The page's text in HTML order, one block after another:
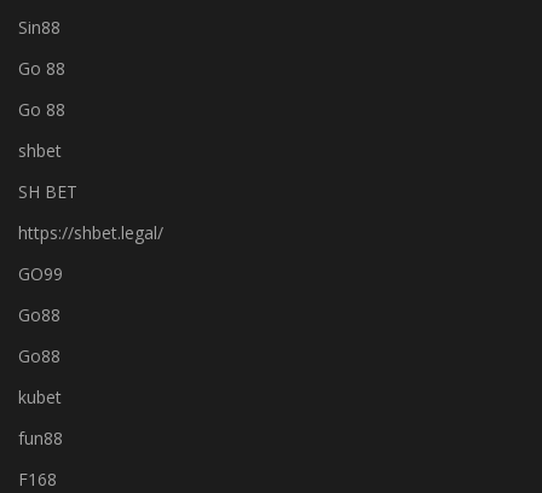
Sin88
Go 88
Go 88
shbet
SH BET
https://shbet.legal/
GO99
Go88
Go88
kubet
fun88
F168